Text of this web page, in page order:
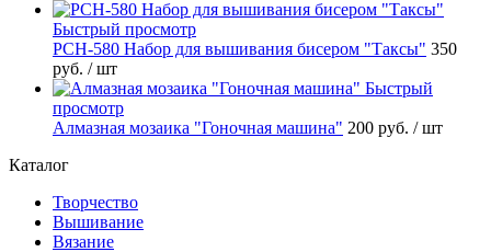
Быстрый просмотр
РСН-580 Набор для вышивания бисером "Таксы" 350
руб. / шт
Быстрый
просмотр
Алмазная мозаика "Гоночная машина" 200 руб. / шт
Каталог
Творчество
Вышивание
Вязание